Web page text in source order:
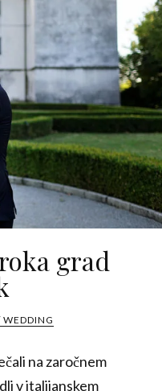
grad
na zaročnem
v italijanskem